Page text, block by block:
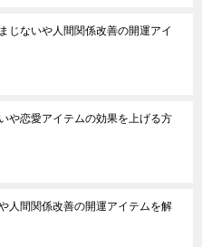
じないや人間関係改善の開運アイ
や恋愛アイテムの効果を上げる方
人間関係改善の開運アイテムを解